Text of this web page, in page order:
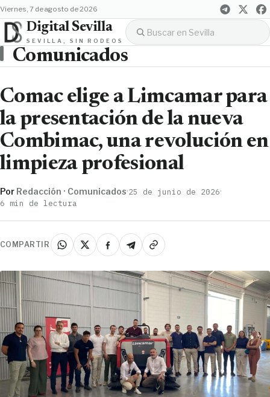
viernes, 7 de agosto de 2026
Digital Sevilla
SEVILLA, SIN RODEOS
Comunicados
Comac elige a Limcamar para
la presentación de la nueva
Combimac, una revolución en
limpieza profesional
Por Redacción · Comunicados·25 de junio de 2026·
6 min de lectura
COMPARTIR